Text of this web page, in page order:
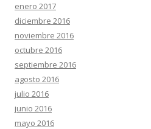
enero 2017
diciembre 2016
noviembre 2016
octubre 2016
septiembre 2016
agosto 2016
julio 2016
junio 2016
mayo 2016